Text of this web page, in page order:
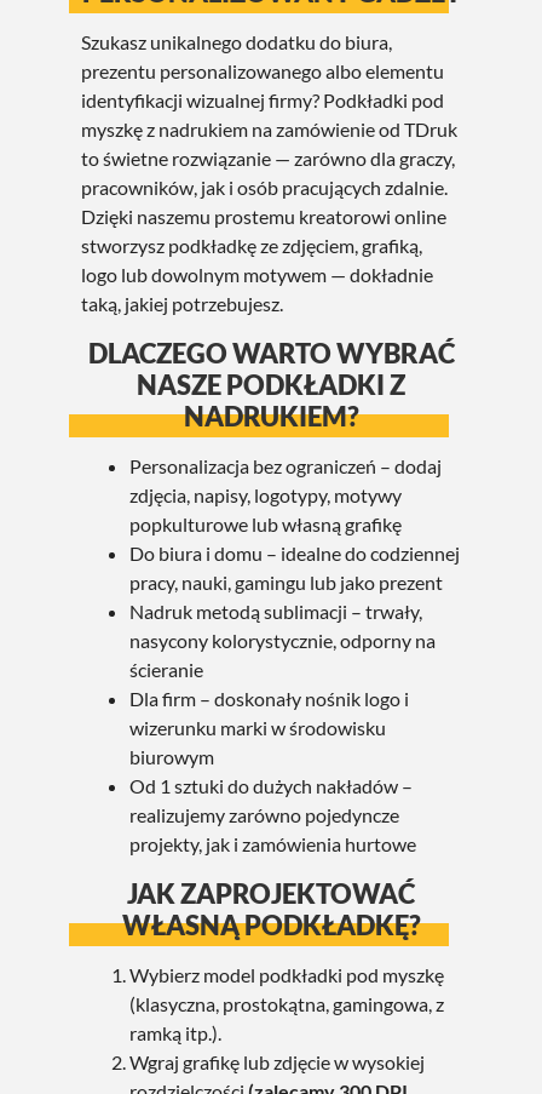
Szukasz unikalnego dodatku do biura,
prezentu personalizowanego albo elementu
identyfikacji wizualnej firmy? Podkładki pod
myszkę z nadrukiem na zamówienie od TDruk
to świetne rozwiązanie — zarówno dla graczy,
pracowników, jak i osób pracujących zdalnie.
Dzięki naszemu prostemu kreatorowi online
stworzysz podkładkę ze zdjęciem, grafiką,
logo lub dowolnym motywem — dokładnie
taką, jakiej potrzebujesz.
DLACZEGO WARTO WYBRAĆ
NASZE PODKŁADKI Z
NADRUKIEM?
Personalizacja bez ograniczeń – dodaj
zdjęcia, napisy, logotypy, motywy
popkulturowe lub własną grafikę
Do biura i domu – idealne do codziennej
pracy, nauki, gamingu lub jako prezent
Nadruk metodą sublimacji – trwały,
nasycony kolorystycznie, odporny na
ścieranie
Dla firm – doskonały nośnik logo i
wizerunku marki w środowisku
biurowym
Od 1 sztuki do dużych nakładów –
realizujemy zarówno pojedyncze
projekty, jak i zamówienia hurtowe
JAK ZAPROJEKTOWAĆ
WŁASNĄ PODKŁADKĘ?
Wybierz model podkładki pod myszkę
(klasyczna, prostokątna, gamingowa, z
ramką itp.).
Wgraj grafikę lub zdjęcie w wysokiej